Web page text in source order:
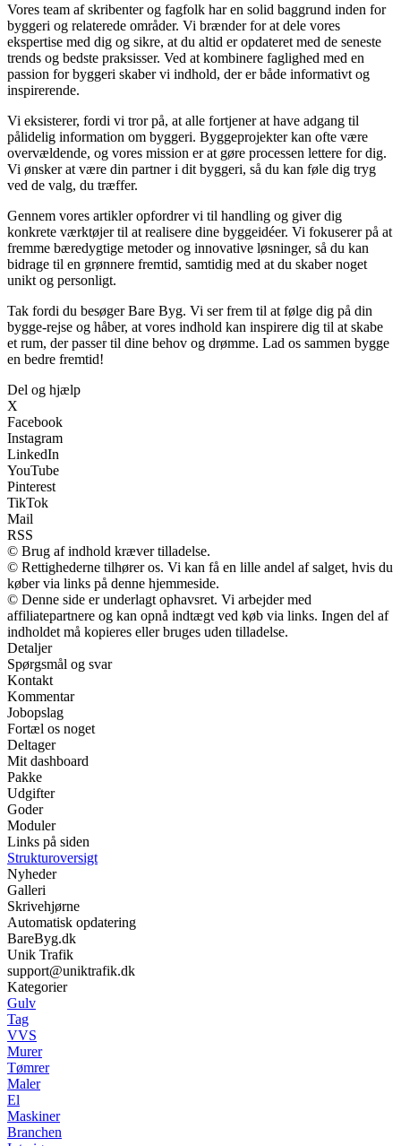
Vores team af skribenter og fagfolk har en solid baggrund inden for
byggeri og relaterede områder. Vi brænder for at dele vores
ekspertise med dig og sikre, at du altid er opdateret med de seneste
trends og bedste praksisser. Ved at kombinere faglighed med en
passion for byggeri skaber vi indhold, der er både informativt og
inspirerende.
Vi eksisterer, fordi vi tror på, at alle fortjener at have adgang til
pålidelig information om byggeri. Byggeprojekter kan ofte være
overvældende, og vores mission er at gøre processen lettere for dig.
Vi ønsker at være din partner i dit byggeri, så du kan føle dig tryg
ved de valg, du træffer.
Gennem vores artikler opfordrer vi til handling og giver dig
konkrete værktøjer til at realisere dine byggeidéer. Vi fokuserer på at
fremme bæredygtige metoder og innovative løsninger, så du kan
bidrage til en grønnere fremtid, samtidig med at du skaber noget
unikt og personligt.
Tak fordi du besøger Bare Byg. Vi ser frem til at følge dig på din
bygge-rejse og håber, at vores indhold kan inspirere dig til at skabe
et rum, der passer til dine behov og drømme. Lad os sammen bygge
en bedre fremtid!
Del og hjælp
X
Facebook
Instagram
LinkedIn
YouTube
Pinterest
TikTok
Mail
RSS
© Brug af indhold kræver tilladelse.
© Rettighederne tilhører os. Vi kan få en lille andel af salget, hvis du
køber via links på denne hjemmeside.
© Denne side er underlagt ophavsret. Vi arbejder med
affiliatepartnere og kan opnå indtægt ved køb via links. Ingen del af
indholdet må kopieres eller bruges uden tilladelse.
Detaljer
Spørgsmål og svar
Kontakt
Kommentar
Jobopslag
Fortæl os noget
Deltager
Mit dashboard
Pakke
Udgifter
Goder
Moduler
Links på siden
Strukturoversigt
Nyheder
Galleri
Skrivehjørne
Automatisk opdatering
BareByg.dk
Unik Trafik
support@uniktrafik.dk
Kategorier
Gulv
Tag
VVS
Murer
Tømrer
Maler
El
Maskiner
Branchen